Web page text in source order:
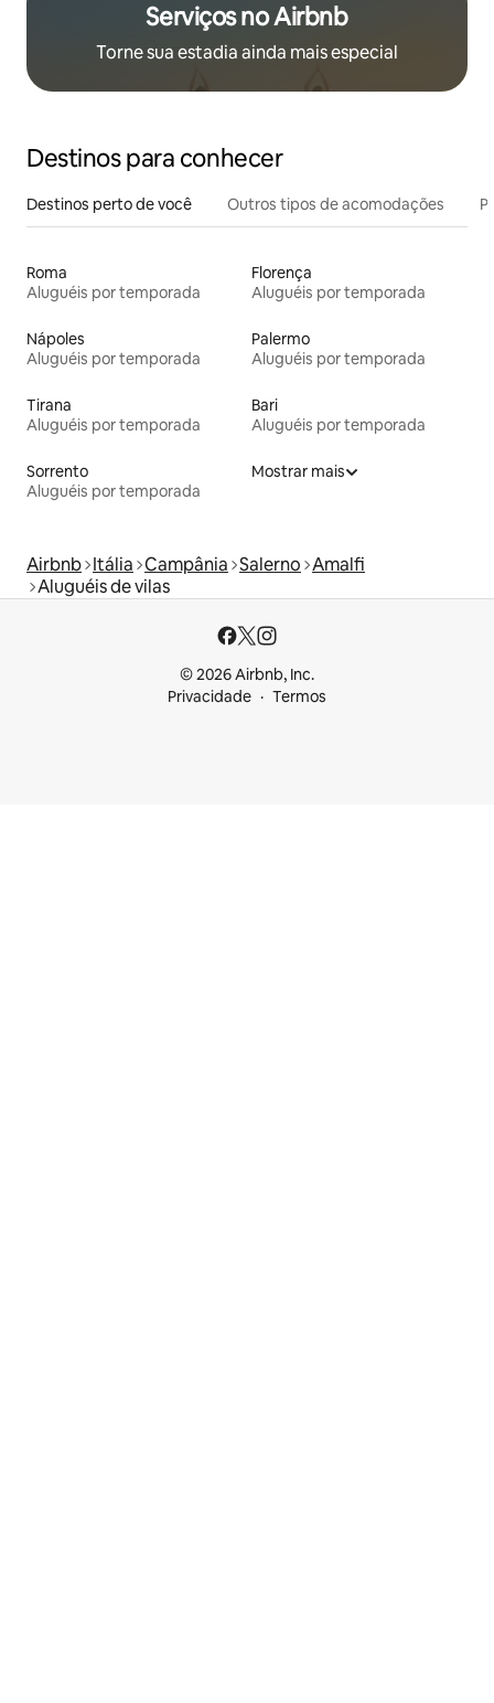
Serviços no Airbnb
Torne sua estadia ainda mais especial
Destinos para conhecer
Destinos perto de você Outros tipos de acomodações
Roma
Aluguéis por temporada
Florença
Aluguéis por temporada
Nápoles
Aluguéis por temporada
Palermo
Aluguéis por temporada
Tirana
Aluguéis por temporada
Bari
Aluguéis por temporada
Sorrento
Aluguéis por temporada
Mostrar mais
Airbnb Itália Campânia Salerno Amalfi
Aluguéis de vilas
© 2026 Airbnb, Inc.
Privacidade
Termos